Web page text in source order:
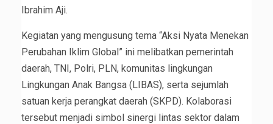
Ibrahim Aji.
Kegiatan yang mengusung tema “Aksi Nyata Menekan
Perubahan Iklim Global” ini melibatkan pemerintah
daerah, TNI, Polri, PLN, komunitas lingkungan
Lingkungan Anak Bangsa (LIBAS), serta sejumlah
satuan kerja perangkat daerah (SKPD). Kolaborasi
tersebut menjadi simbol sinergi lintas sektor dalam